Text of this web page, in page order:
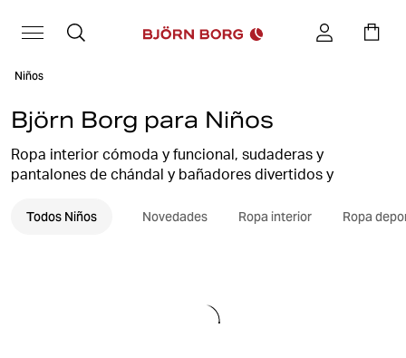
Niños
Björn Borg para Niños
Ropa interior cómoda y funcional, sudaderas y
pantalones de chándal y bañadores divertidos y
Cómodos y con el ajuste perfecto, con colores y
Todos Niños Novedades Ropa interior Ropa